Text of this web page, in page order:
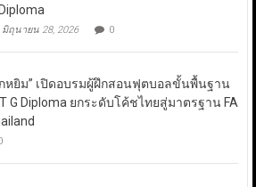
มิถุนายน 28, 2026 0
หยิม” เปิดอบรมผู้ฝึกสอนฟุตบอลขั้นพื้นฐาน
G Diploma ยกระดับโค้ชไทยสู่มาตรฐาน FA